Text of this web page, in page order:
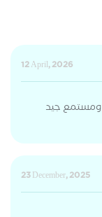
12 April, 2026
ومستمع جيد
23 December, 2025